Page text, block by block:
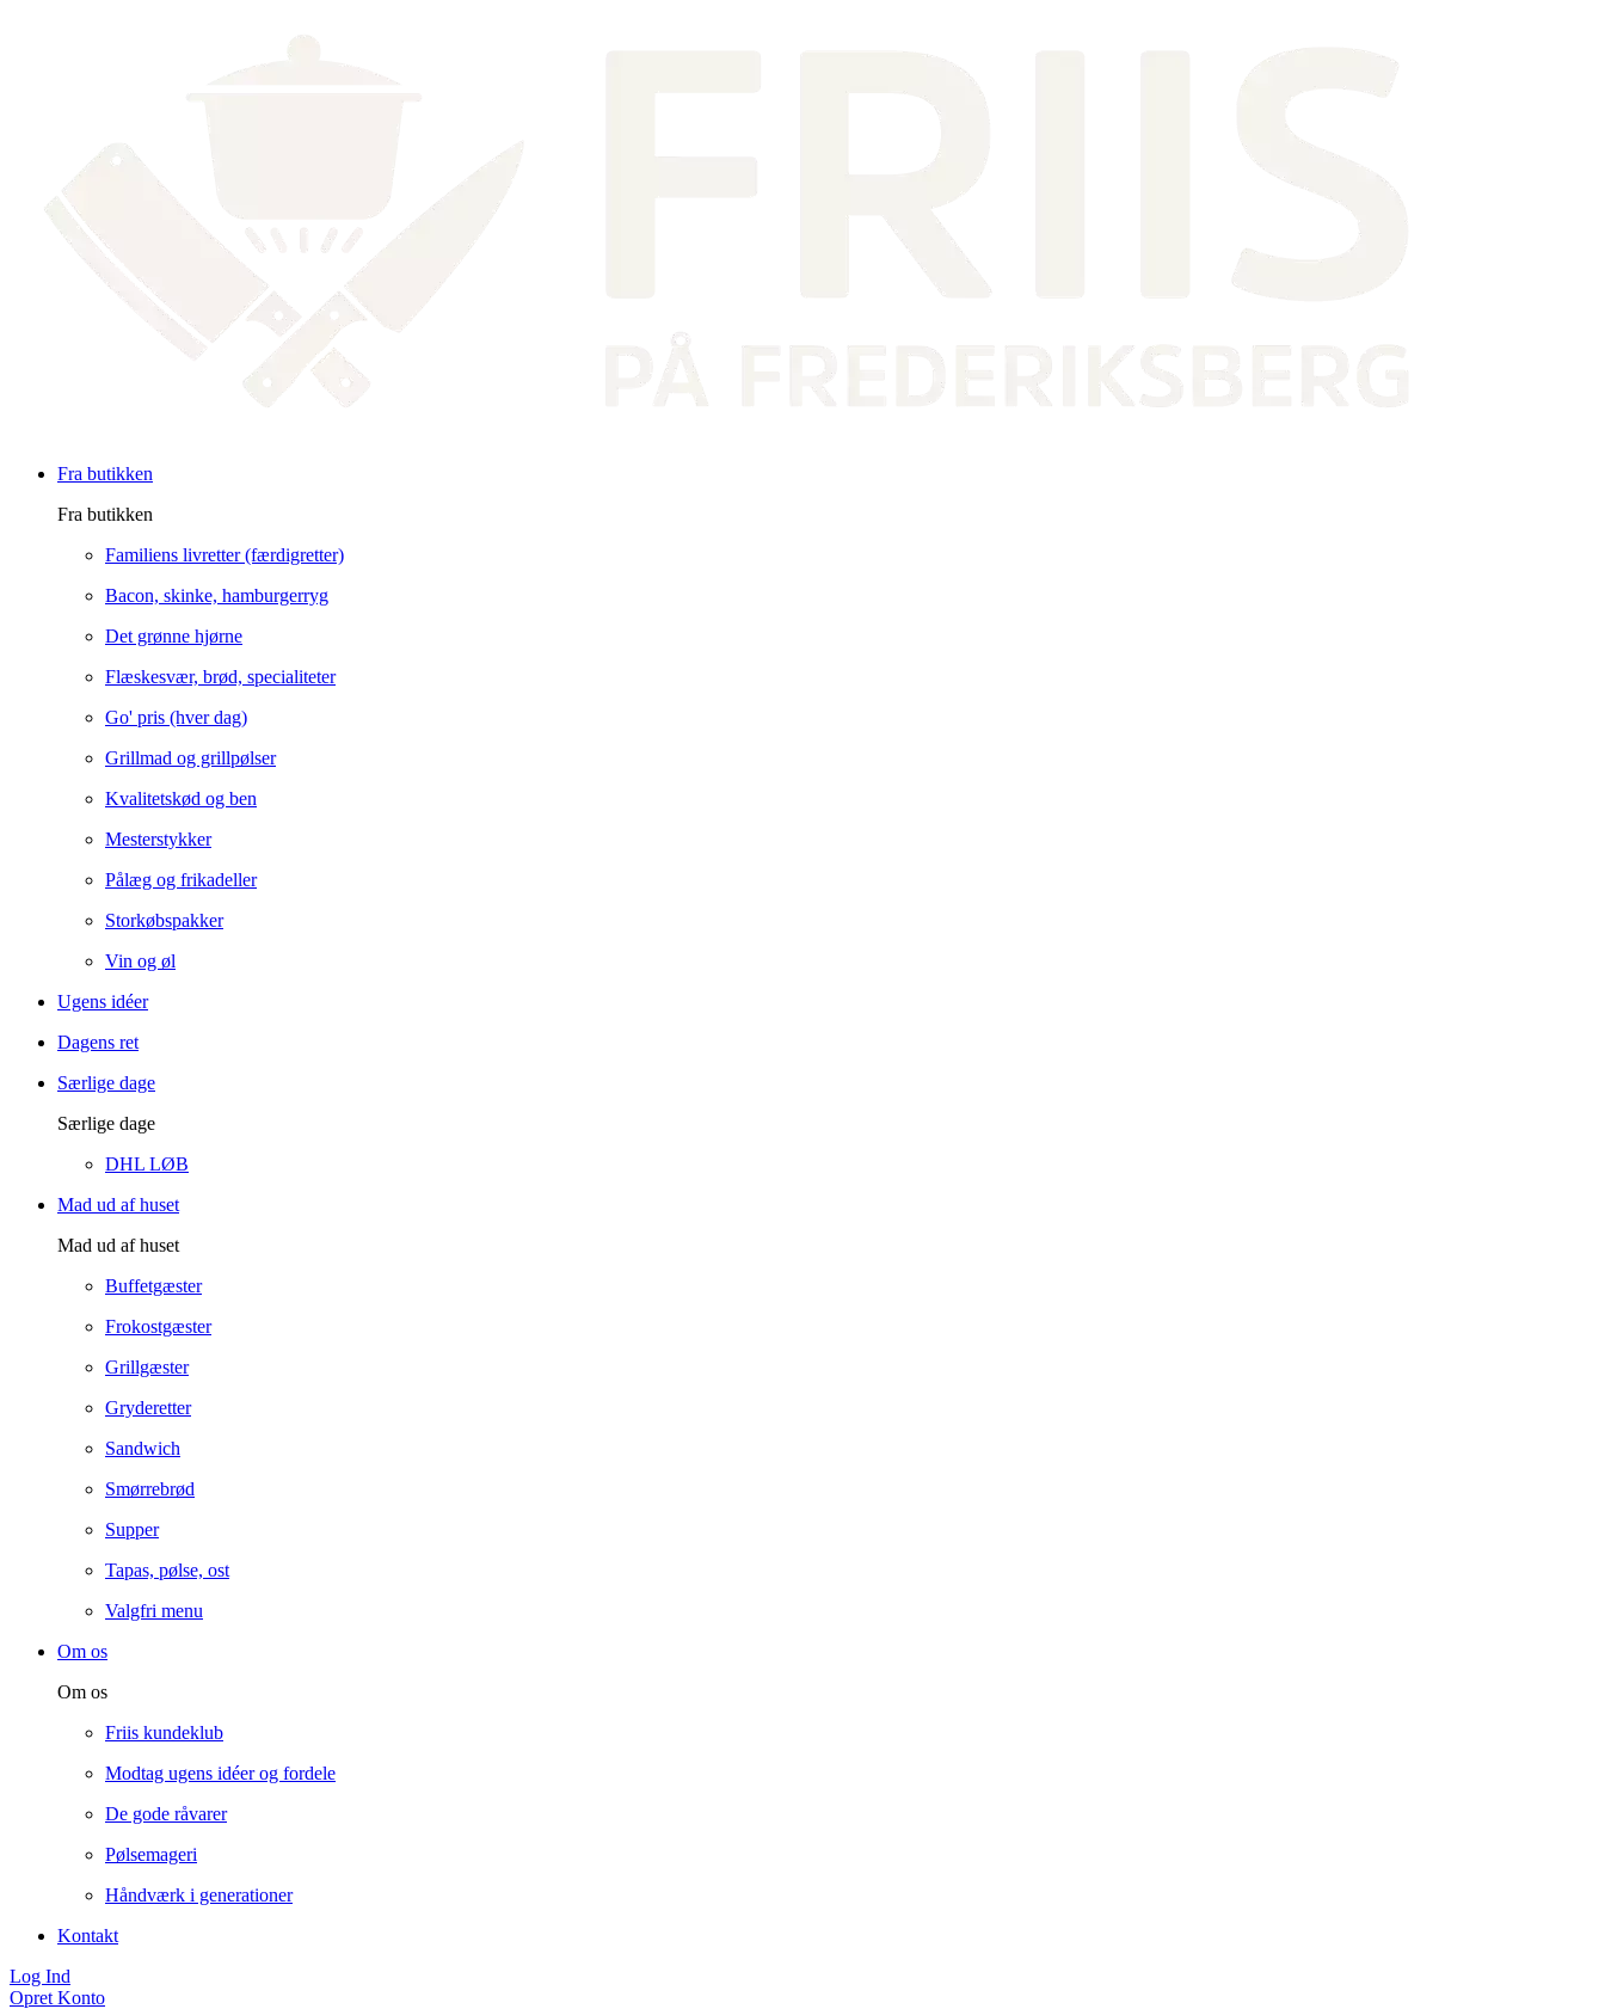
Fra butikken
Fra butikken
Familiens livretter (færdigretter)
Bacon, skinke, hamburgerryg
Det grønne hjørne
Flæskesvær, brød, specialiteter
Go' pris (hver dag)
Grillmad og grillpølser
Kvalitetskød og ben
Mesterstykker
Pålæg og frikadeller
Storkøbspakker
Vin og øl
Ugens idéer
Dagens ret
Særlige dage
Særlige dage
DHL LØB
Mad ud af huset
Mad ud af huset
Buffetgæster
Frokostgæster
Grillgæster
Gryderetter
Sandwich
Smørrebrød
Supper
Tapas, pølse, ost
Valgfri menu
Om os
Om os
Friis kundeklub
Modtag ugens idéer og fordele
De gode råvarer
Pølsemageri
Håndværk i generationer
Kontakt
Log Ind
Opret Konto